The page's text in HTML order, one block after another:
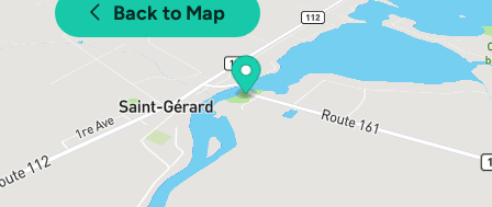
Back to Map